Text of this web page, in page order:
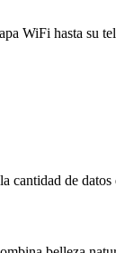
WiFi hasta su
cantidad de